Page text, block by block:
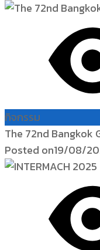
กิจกรรม
The 72nd Bangkok
Posted on19/08/